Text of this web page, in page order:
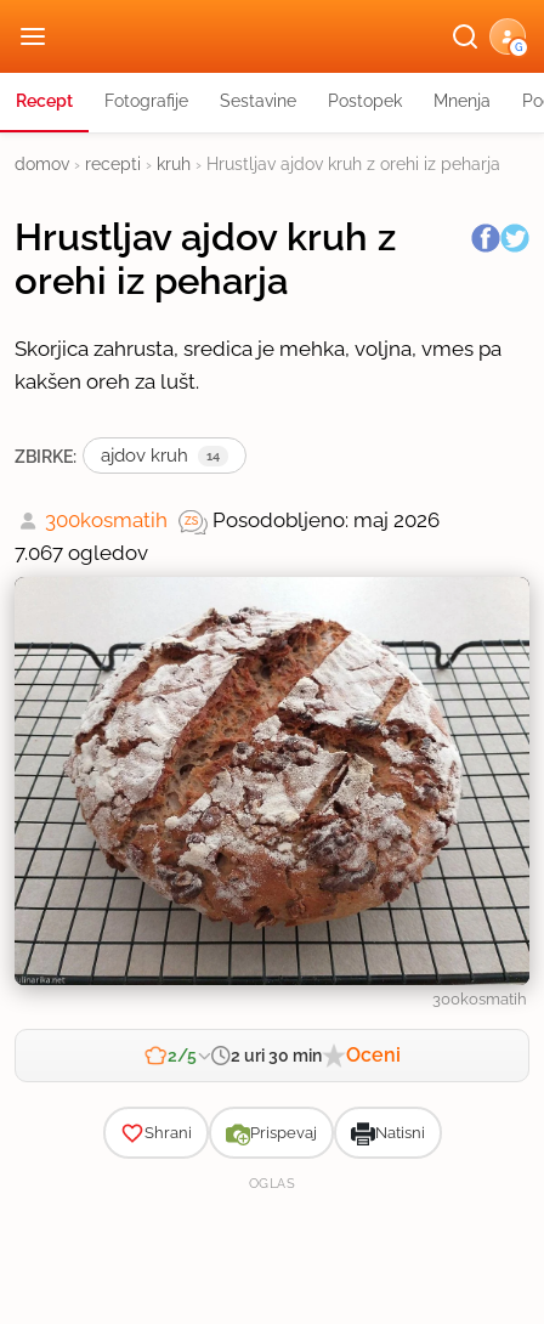
G
Recept Fotografije Sestavine Postopek Mnenja
domov › recepti › kruh › Hrustljav ajdov kruh z orehi iz peharja
Hrustljav ajdov kruh z
orehi iz peharja
Skorjica zahrusta, sredica je mehka, voljna, vmes pa
kakšen oreh za lušt.
ZBIRKE: ajdov kruh 14
300kosmatih
Posodobljeno: maj 2026
7.067 ogledov
300kosmatih
2/5 2 uri 30 min Oceni
Shrani Prispevaj Natisni
OGLAS